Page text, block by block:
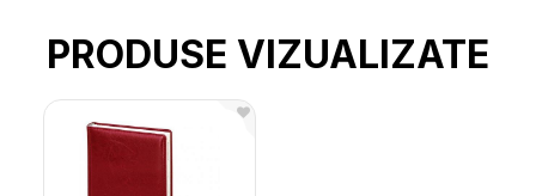
PRODUSE VIZUALIZATE